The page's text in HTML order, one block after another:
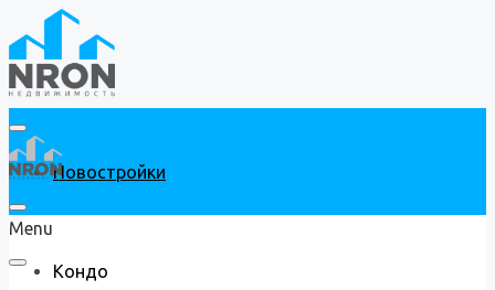
Новостройки
Кондо
Menu